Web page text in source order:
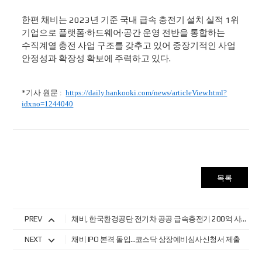
한편 채비는 2023년 기준 국내 급속 충전기 설치 실적 1 위
기업으로 플랫폼·하드웨어·공간 운영 전반을 통합하는
수직계열 충전 사업 구조를 갖추고 있어 중장기적인 사업
안정성과 확장성 확보에 주력하고 있다.
*기사 원문 :https://daily.hankooki.com/news/articleView.html?
idxno=1244040
목록
PREV 채비, 한국환경공단 전기차 공공 급속충전기 200억 사업 수주
NEXT 채비 IPO 본격 돌입...코스닥 상장예비심사신청서 제출